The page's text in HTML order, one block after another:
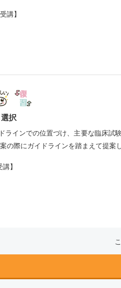
講】
択
ラインでの位置づけ、主要な臨床
の際にガイドラインを踏まえて提案
】